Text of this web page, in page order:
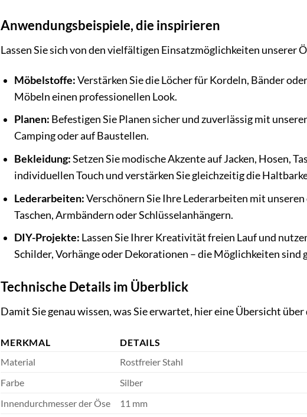
Anwendungsbeispiele, die inspirieren
Lassen Sie sich von den vielfältigen Einsatzmöglichkeiten unserer
Möbelstoffe:Verstärken Sie die Löcher für Kordeln, Bänder
Möbeln einen professionellen Look.
Planen: Befestigen Sie Planen sicher und zuverlässig mit
Camping oder auf Baustellen.
Bekleidung:Setzen Sie modische Akzente auf Jacken, Hosen,
individuellen Touch und verstärken Sie gleichzeitig die
Lederarbeiten:Verschönern Sie Ihre Lederarbeiten mit
Taschen, Armbändern oder Schlüsselanhängern.
DIY-Projekte: Lassen Sie Ihrer Kreativität freien Lauf und
Schilder, Vorhänge oder Dekorationen – die Möglichkeiten sind
Technische Details im Überblick
Damit Sie genau wissen, was Sie erwartet, hier eine Übersicht
MERKMAL
DETAILS
Material
Rostfreier Stahl
Farbe
Silber
Innendurchmesser der Öse
11 mm